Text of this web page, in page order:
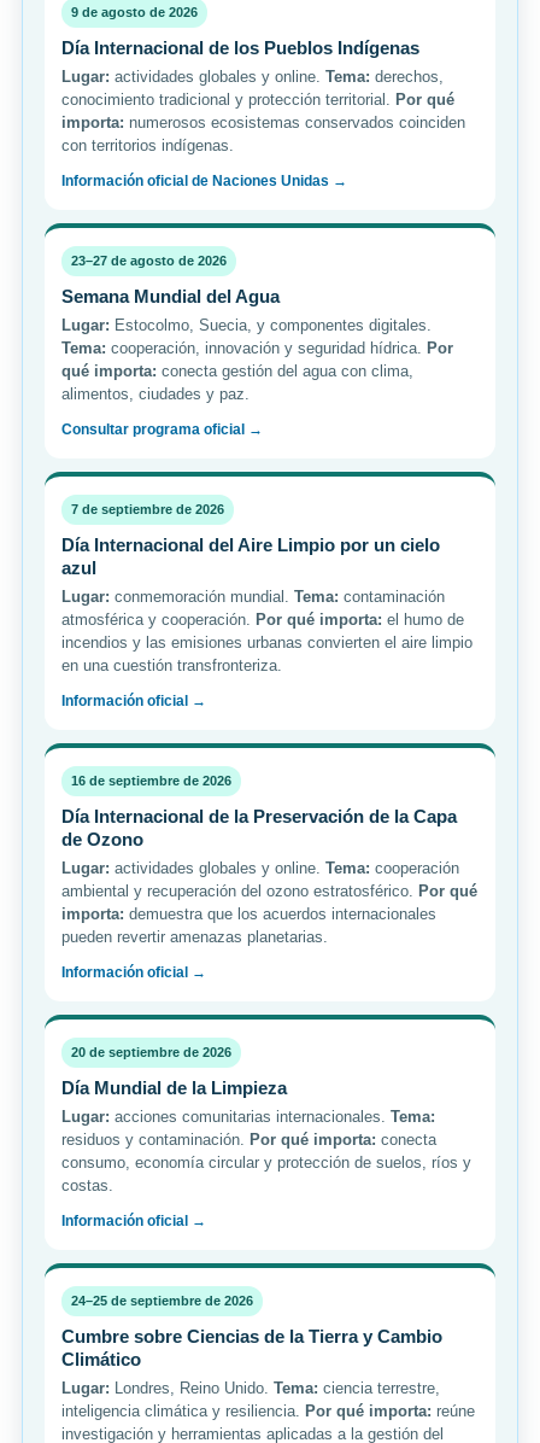
9 de agosto de 2026
Día Internacional de los Pueblos Indígenas
Lugar: actividades globales y online. Tema: derechos,
conocimiento tradicional y protección territorial.
Por qué
importa: numerosos ecosistemas conservados coinciden
con territorios indígenas.
Información oficial de Naciones Unidas →
23–27 de agosto de 2026
Semana Mundial del Agua
Lugar: Estocolmo, Suecia, y componentes digitales.
Tema: cooperación, innovación y seguridad hídrica.
Por
qué importa: conecta gestión del agua con clima,
alimentos, ciudades y paz.
Consultar programa oficial →
7 de septiembre de 2026
Día Internacional del Aire Limpio por un cielo
azul
Lugar: conmemoración mundial. Tema: contaminación
atmosférica y cooperación.
Por qué importa: el humo de
incendios y las emisiones urbanas convierten el aire limpio
en una cuestión transfronteriza.
Información oficial →
16 de septiembre de 2026
Día Internacional de la Preservación de la Capa
de Ozono
Lugar: actividades globales y online. Tema: cooperación
ambiental y recuperación del ozono estratosférico.
Por qué
importa: demuestra que los acuerdos internacionales
pueden revertir amenazas planetarias.
Información oficial →
20 de septiembre de 2026
Día Mundial de la Limpieza
Lugar: acciones comunitarias internacionales. Tema:
residuos y contaminación.
Por qué importa: conecta
consumo, economía circular y protección de suelos, ríos y
costas.
Información oficial →
24–25 de septiembre de 2026
Cumbre sobre Ciencias de la Tierra y Cambio
Climático
Lugar: Londres, Reino Unido. Tema: ciencia terrestre,
inteligencia climática y resiliencia.
Por qué importa: reúne
investigación y herramientas aplicadas a la gestión del